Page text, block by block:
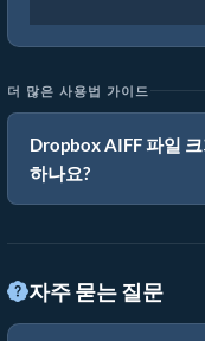
더 많은 사용법 가이드
Dropbox AIFF 파일
하나요?
자주 묻는 질문